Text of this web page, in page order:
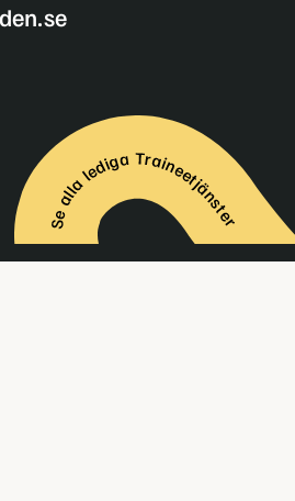
Se alla lediga Traineetjänster